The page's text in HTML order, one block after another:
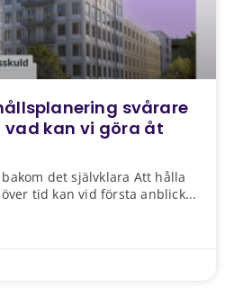
svårare
kan vi göra åt
det självklara Att hålla
tid kan vid första anblick